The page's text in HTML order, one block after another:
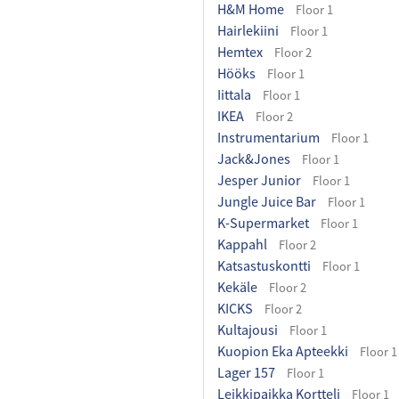
H&M Home Floor 1
Hairlekiini Floor 1
Hemtex Floor 2
Hööks Floor 1
Iittala Floor 1
IKEA Floor 2
Instrumentarium Floor 1
Jack&Jones Floor 1
Jesper Junior Floor 1
Jungle Juice Bar Floor 1
K-Supermarket Floor 1
Kappahl Floor 2
Katsastuskontti Floor 1
Kekäle Floor 2
KICKS Floor 2
Kultajousi Floor 1
Kuopion Eka Apteekki Floor 1
Lager 157 Floor 1
Leikkipaikka Kortteli Floor 1